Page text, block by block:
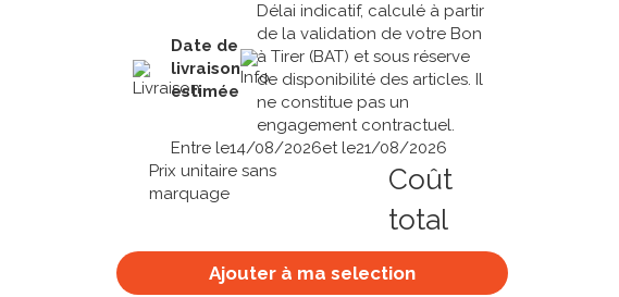
Date de
livraison
estimée
Délai indicatif, calculé à partir
de la validation de votre Bon
à Tirer (BAT) et sous réserve
de disponibilité des articles. Il
ne constitue pas un
engagement contractuel.
Entre le14/08/2026et le21/08/2026
Prix unitaire sans
marquage
Coût
total
Ajouter à ma selection